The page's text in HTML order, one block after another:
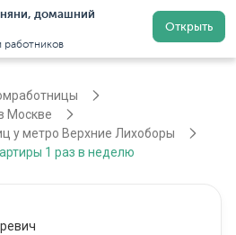
домашний
работников
Открыть
Регистрация
Москве
у метро Верхние Лихоборы
1 раз в неделю